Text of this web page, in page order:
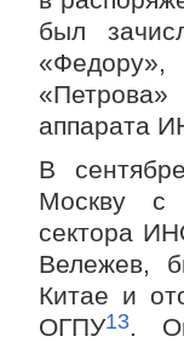
был
«Федору»,
аппарата
В
Москву с
сектора
Вележев,
Китае и
ОГПУ13. Он